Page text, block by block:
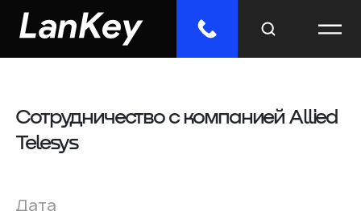
Меню
Главная
Сотрудничество с компанией Allied
Telesys
Дата